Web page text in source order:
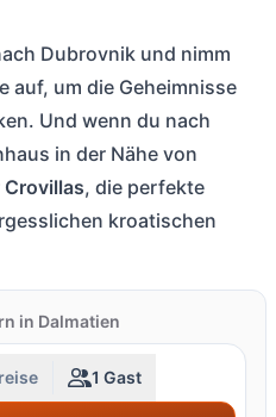
Dubrovnik und nimm
auf, um die Geheimnisse
Und wenn du nach
in der Nähe von
Crovillas, die perfekte
kroatischen
in Dalmatien
1 Gast